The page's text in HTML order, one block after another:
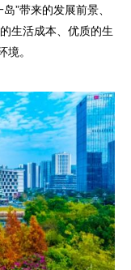
”带来的发展前景、
生活成本、优质的生
境。